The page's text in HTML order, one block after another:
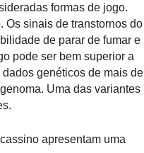
formas de jogo.
Os sinais de transtornos do
de parar de fumar e
pode ser bem superior a
genéticos de mais de
Uma das variantes
apresentam uma